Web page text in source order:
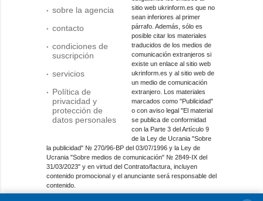
sobre la agencia
contacto
condiciones de
suscripción
servicios
Política de
privacidad y
protección de
datos personales
sitio web ukrinform.es que no
sean inferiores al primer
párrafo. Además, sólo es
posible citar los materiales
traducidos de los medios de
comunicación extranjeros si
existe un enlace al sitio web
ukrinform.es y al sitio web de
un medio de comunicación
extranjero. Los materiales
marcados como "Publicidad"
o con aviso legal "El material
se publica de conformidad
con la Parte 3 del Artículo 9
de la Ley de Ucrania "Sobre
la publicidad" № 270/96-ВР del 03/07/1996 y la Ley de
Ucrania "Sobre medios de comunicación" № 2849-IX del
31/03/2023" y en virtud del Contrato/factura, incluyen
contenido promocional y el anunciante será responsable del
contenido.